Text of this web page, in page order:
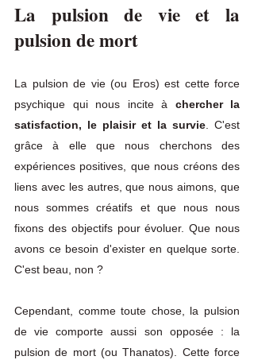
La pulsion de vie et la
pulsion de mort
La pulsion de vie (ou Eros) est cette force
psychique qui nous incite à chercher la
satisfaction, le plaisir et la survie . C'est
grâce à elle que nous cherchons des
expériences positives, que nous créons des
liens avec les autres, que nous aimons, que
nous sommes créatifs et que nous nous
fixons des objectifs pour évoluer. Que nous
avons ce besoin d'exister en quelque sorte.
C'est beau, non ?
Cependant, comme toute chose, la pulsion
de vie comporte aussi son opposée : la
pulsion de mort (ou Thanatos). Cette force